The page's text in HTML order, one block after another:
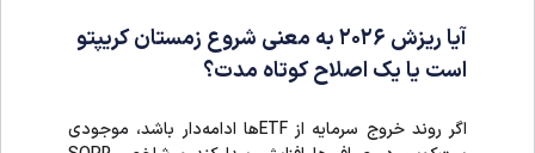
آیا ریزش ۲۰۲۶ به معنی شروع زمستان کریپتو
است یا یک اصلاح کوتاه مدت؟
اگر روند خروج سرمایه از ETFها ادامه‌دار باشد، موجودی